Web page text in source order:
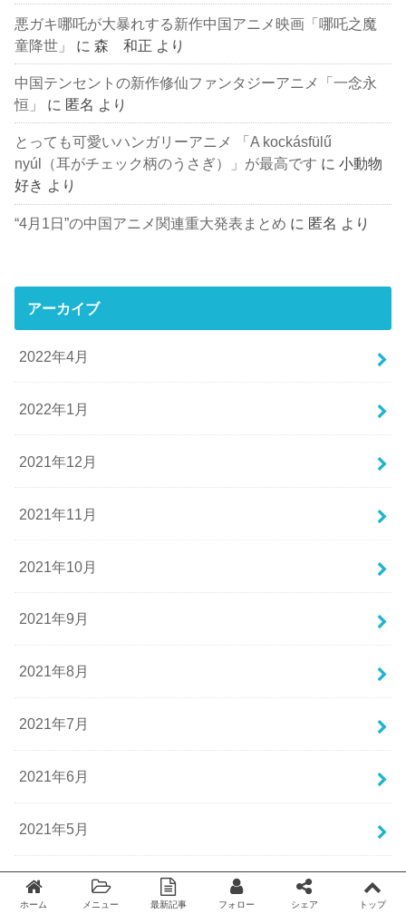
悪ガキ哪吒が大暴れする新作中国アニメ映画「哪吒之魔
童降世」
に森 和正 より
中国テンセントの新作修仙ファンタジーアニメ「一念永
恒」
に 匿名 より
とっても可愛いハンガリーアニメ 「A kockásfülű
nyúl（耳がチェック柄のうさぎ）」が最高です に小動物
好き より
“4月1日”の中国アニメ関連重大発表まとめ に 匿名 より
アーカイブ
2022年4月
2022年1月
2021年12月
2021年11月
2021年10月
2021年9月
2021年8月
2021年7月
2021年6月
2021年5月
2021年4月
ホーム メニュー 最新記事 フォロー シェア トップ
Twitter facebook